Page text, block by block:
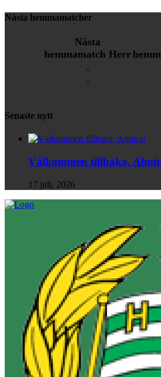
Nästa hemmamatcher
Nästa
hemmamatch Herr
-
-
Senaste nytt
Välkommen tillbaka,
17 juli, 2026